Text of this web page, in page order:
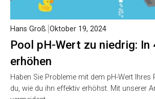
Pool pH-Wert zu niedrig: In
erhöhen
Hans Groß Oktober 19, 2024
Haben Sie Probleme mit dem pH-Wert
du, wie du ihn effektiv erhöhst. Mit unserer